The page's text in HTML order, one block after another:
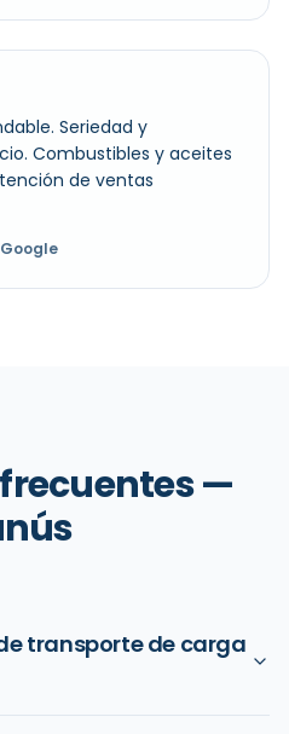
Seriedad y
Combustibles y aceites
de ventas
Google
—
transporte de carga